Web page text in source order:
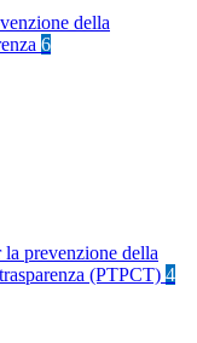
della
6
prevenzione della
(PTPCT) 4